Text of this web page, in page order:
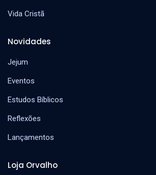
Loja Orvalho
Novidades
Jejum
Eventos
Estudos Bíblicos
Reflexões
Lançamentos
Vida Cristã